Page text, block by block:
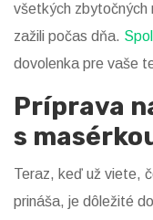
všetkých zbytočných
zažili počas dňa.
dovolenka pre vaše
Príprava
s
Teraz, keď už viete,
prináša, je dôležité